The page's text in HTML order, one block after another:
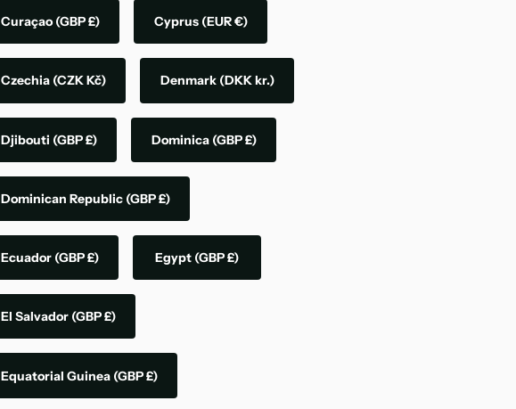
Curaçao(GBP £) Cyprus (EUR €)
Czechia (CZK Kč) Denmark (DKK kr.)
Djibouti (GBP £) Dominica (GBP £)
Dominican Republic (GBP £)
Ecuador (GBP £) Egypt (GBP £)
El Salvador (GBP £)
Equatorial Guinea (GBP £)